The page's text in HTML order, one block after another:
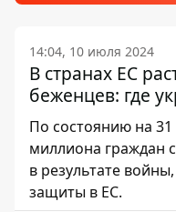
14:04, 10 июля 2024
В странах ЕС
беженцев: где
По состоянию на 31
миллиона граждан
в результате
защиты в ЕС.